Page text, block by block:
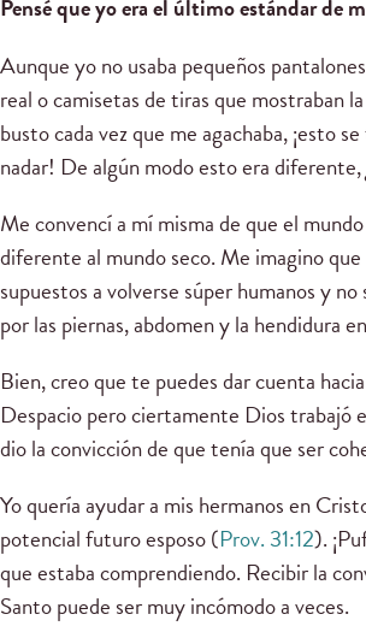
Pensé que yo era el último estándar de
Aunque yo no usaba pequeños
real o camisetas de tiras que mostraban
busto cada vez que me agachaba, ¡esto
nadar! De algún modo esto era diferente,
Me convencí a mí misma de que el
diferente al mundo seco. Me imagino
supuestos a volverse súper humanos y
por las piernas, abdomen y la hendidura
Bien, creo que te puedes dar cuenta
Despacio pero ciertamente Dios trabajó
dio la convicción de que tenía que ser
Yo quería ayudar a mis hermanos en
potencial futuro esposo (Prov. 31:12).
que estaba comprendiendo. Recibir la
Santo puede ser muy incómodo a veces.